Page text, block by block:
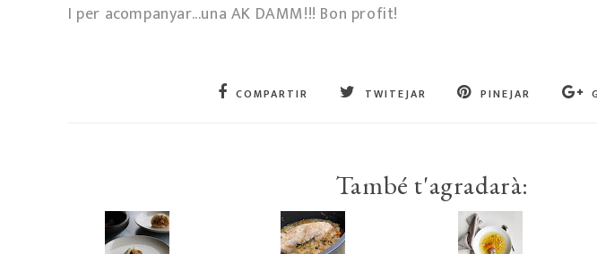
I per acompanyar...una AK DAMM!!! Bon profit!
COMPARTIR TWITEJAR PINEJAR
També t'agradarà: